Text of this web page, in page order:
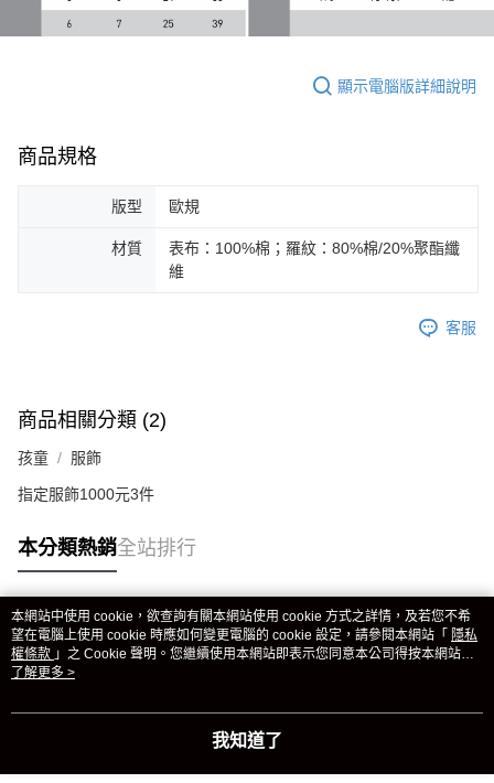
顯示電腦版詳細說明
商品規格
版型 歐規
材質
表布：100%棉；羅紋：80%棉/20%聚酯纖
維
客服
商品相關分類 (2)
孩童 服飾
指定服飾1000元3件
本分類熱銷全站排行
熱門標籤
本網站中使用 cookie，欲查詢有關本網站使用 cookie 方式之詳情，及若您不希
望在電腦上使用 cookie 時應如何變更電腦的 cookie 設定，請參閱本網站「 隱私
權條款 」之 Cookie 聲明。您繼續使用本網站即表示您同意本公司得按本網站使
用條款之 Cookie 聲明使用 cookie。
了解更多 >
我知道了